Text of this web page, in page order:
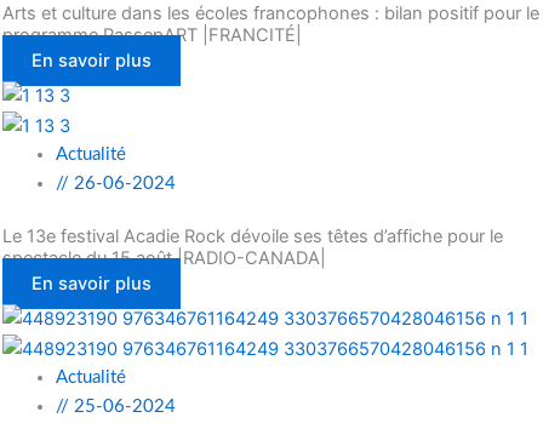
Arts et culture dans les écoles francophones : bilan positif pour le
programme PassepART |FRANCITÉ|
En savoir plus
Actualité
// 26-06-2024
Le 13e festival Acadie Rock dévoile ses têtes d’affiche pour le
spectacle du 15 août |RADIO-CANADA|
En savoir plus
Actualité
// 25-06-2024